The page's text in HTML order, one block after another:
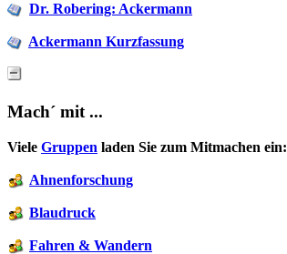
Dr. Robering: Ackermann
Ackermann Kurzfassung
Mach´ mit ...
Viele Gruppen laden Sie zum Mitmachen ein:
Ahnenforschung
Blaudruck
Fahren & Wandern